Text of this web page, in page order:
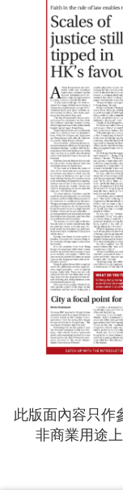
此版面內容只作
非商業用途